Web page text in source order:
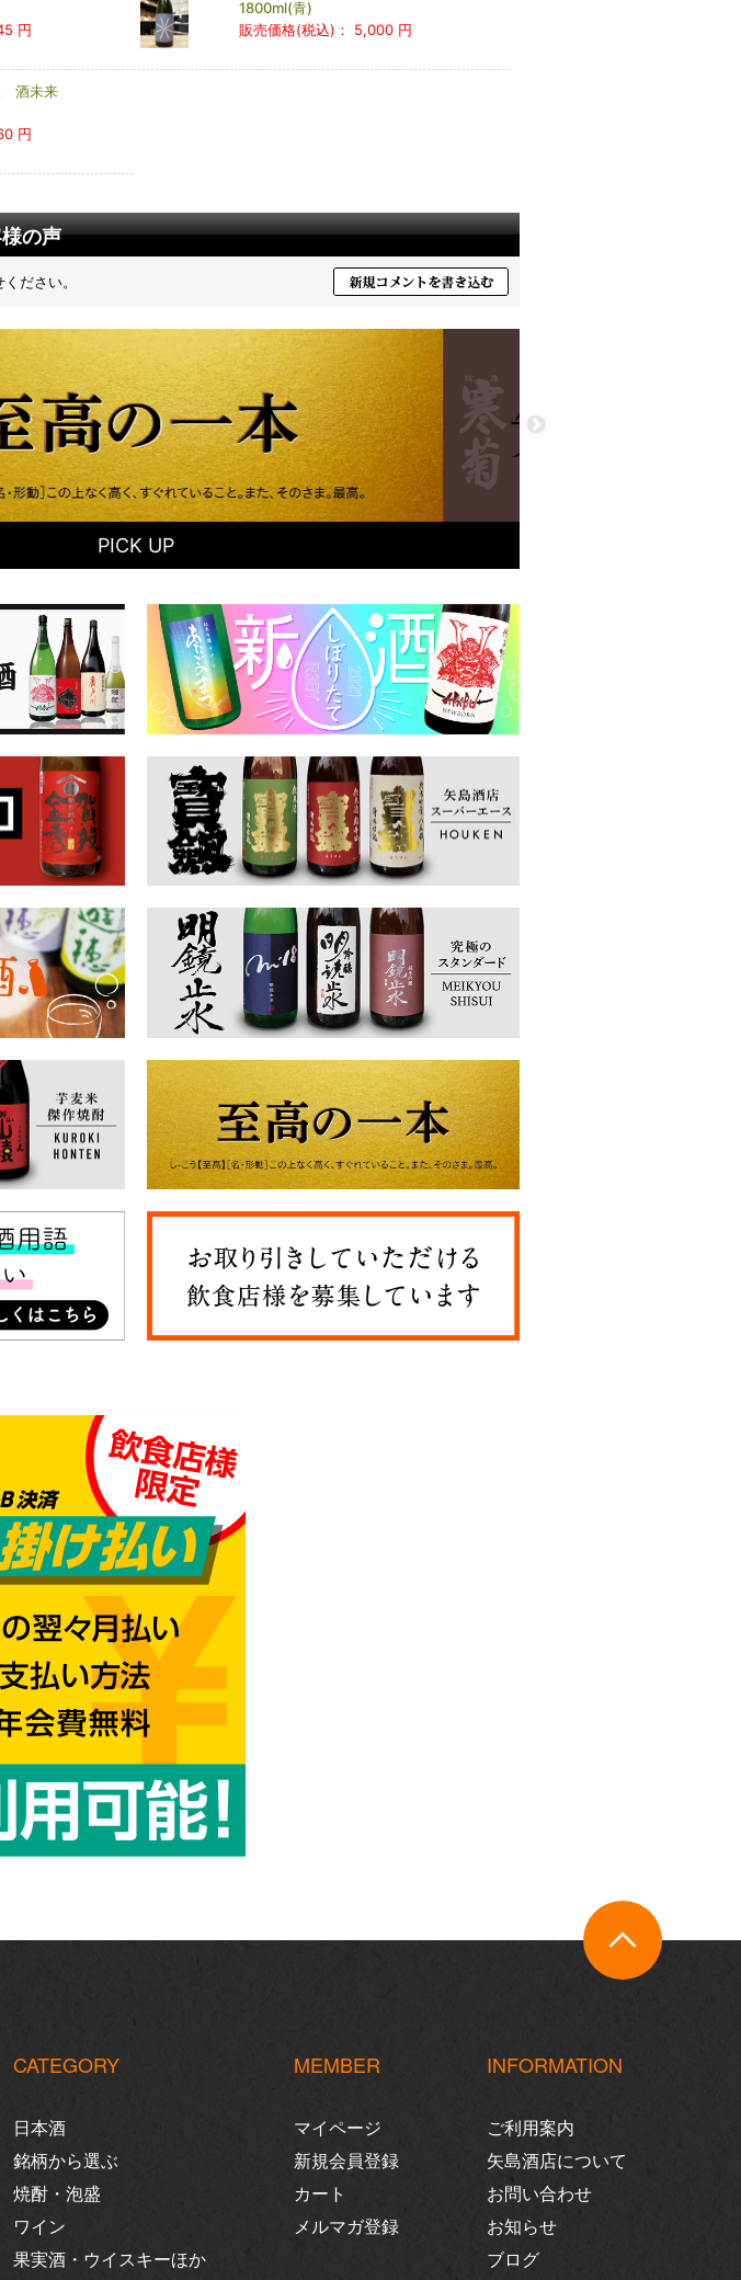
円
1800ml(青)
販売価格(税込)：
5,000 円
酒未来
円
の声
ださい。
PICK UP
CATEGORY
日本酒
銘柄から選ぶ
焼酎・泡盛
ワイン
果実酒・ウイスキーほか
MEMBER
マイページ
新規会員登録
カート
メルマガ登録
INFORMATION
ご利用案内
矢島酒店について
お問い合わせ
お知らせ
ブログ